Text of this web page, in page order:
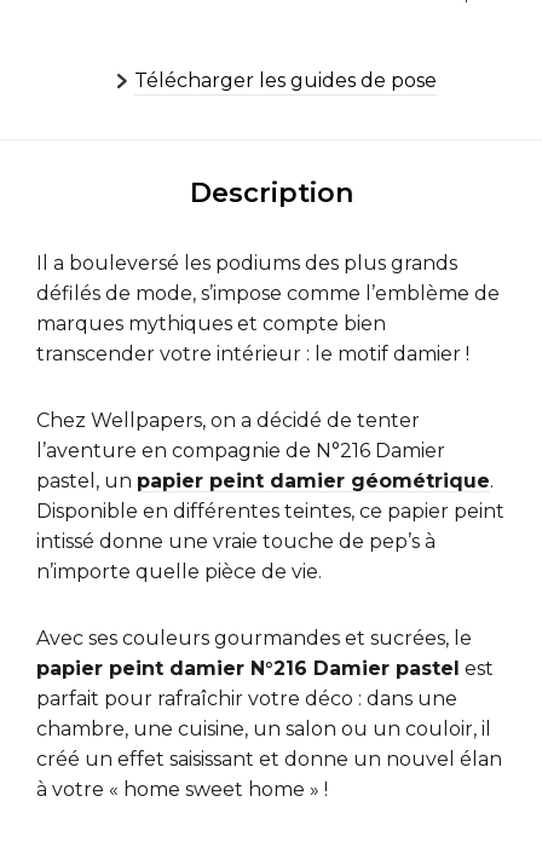
Télécharger les guides de pose
Description
Il a bouleversé les podiums des plus grands
défilés de mode, s’impose comme l’emblème de
marques mythiques et compte bien
transcender votre intérieur : le motif damier !
Chez Wellpapers, on a décidé de tenter
l’aventure en compagnie de N°216 Damier
pastel, un papier peint damier géométrique.
Disponible en différentes teintes, ce papier peint
intissé donne une vraie touche de pep’s à
n’importe quelle pièce de vie.
Avec ses couleurs gourmandes et sucrées, le
papier peint damier N°216 Damier pastel est
parfait pour rafraîchir votre déco : dans une
chambre, une cuisine, un salon ou un couloir, il
créé un effet saisissant et donne un nouvel élan
à votre « home sweet home » !